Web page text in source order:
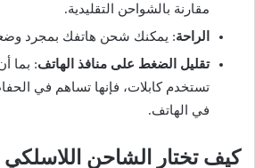
مقارنة بالشواحن التقليدية.
الراحة: يمكنك شحن هاتفك بمجرد
تقليل الضغط على منافذ الهاتف: بما
تستخدم كابلات، فإنها تساهم في
في الهاتف.
كيف تختار الشاحن